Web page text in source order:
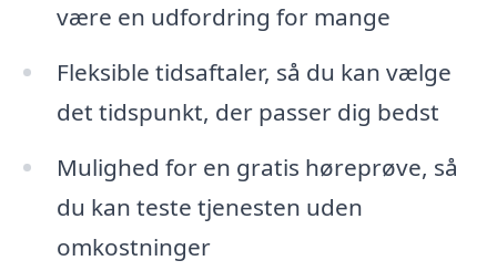
være en udfordring for mange
Fleksible tidsaftaler, så du kan vælge
det tidspunkt, der passer dig bedst
Mulighed for en gratis høreprøve, så
du kan teste tjenesten uden
omkostninger